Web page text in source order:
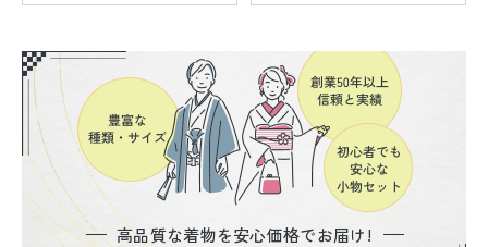
高品質な着物を安心価格でお届け!